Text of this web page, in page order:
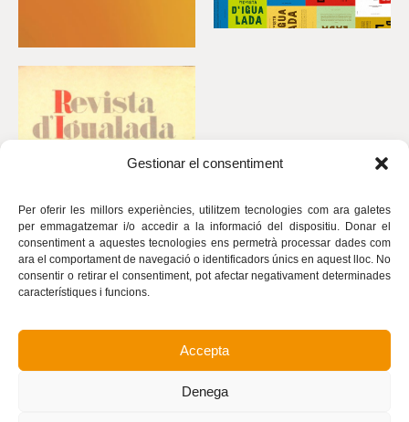
Gestionar el consentiment
Per oferir les millors experiències, utilitzem tecnologies com ara galetes
per emmagatzemar i/o accedir a la informació del dispositiu. Donar el
consentiment a aquestes tecnologies ens permetrà processar dades com
ara el comportament de navegació o identificadors únics en aquest lloc. No
consentir o retirar el consentiment, pot afectar negativament determinades
característiques i funcions.
Accepta
Denega